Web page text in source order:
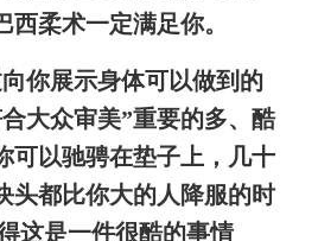
柔术一定满足你。
你展示身体可以做到的
大众审美”重要的多、酷
可以驰骋在垫子上，几十
头都比你大的人降服的时
这是一件很酷的事情